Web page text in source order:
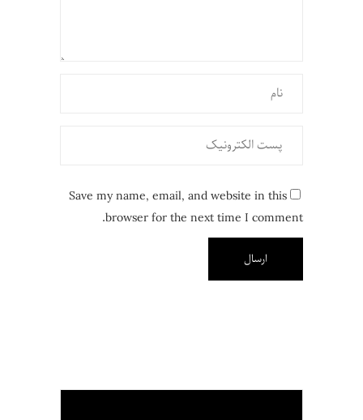
Save my name, email, and website in this
browser for the next time I comment.